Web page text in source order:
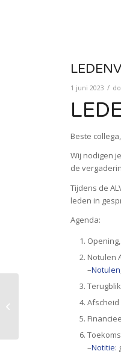
1 juni 2023 /
Beste collega,
Wij nodigen
de
Tijdens de
leden in
Agenda:
Notulen
–Notulen
Afscheid
–Notitie:
Dinsdag 18 april: Avond